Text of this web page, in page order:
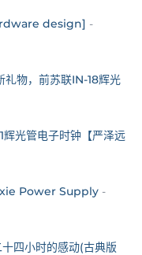
design] -
物，前苏联IN-18辉光
光管电子时钟【严泽远
Power Supply -
四小时的感动(古典版